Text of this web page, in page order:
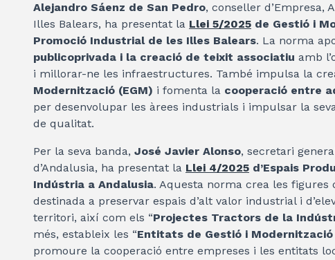
Alejandro Sáenz de San Pedro, conseller d’Empresa,
Illes Balears, ha presentat la Llei 5/2025 de Gestió i
Promoció Industrial de les Illes Balears. La norma
publicoprivada i la creació de teixit associatiu amb
i millorar-ne les infraestructures. També impulsa la
Modernització (EGM) i fomenta la cooperació entre
per desenvolupar les àrees industrials i impulsar la
de qualitat.
Per la seva banda, José Javier Alonso, secretari
d’Andalusia, ha presentat la Llei 4/2025 d’Espais
Indústria a Andalusia. Aquesta norma crea les figures
destinada a preservar espais d’alt valor industrial i
territori, així com els “Projectes Tractors de la
més, estableix les “Entitats de Gestió i
promoure la cooperació entre empreses i les entitats